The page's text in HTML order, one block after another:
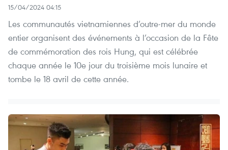
15/04/2024 04:15
Les communautés vietnamiennes d’outre-mer du monde
entier organisent des événements à l’occasion de la Fête
de commémoration des rois Hung, qui est célébrée
chaque année le 10e jour du troisième mois lunaire et
tombe le 18 avril de cette année.